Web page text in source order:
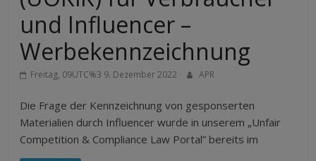
und Influencer –
Werbekennzeichnung
Freitag, 09UTC%3 9. Dezember 2022 APR
Die Frage der Kennzeichnung von gesponserten
Materialien durch Influencer wurde in unserem „Unfair
Competition & Compliance Law Portal” bereits im